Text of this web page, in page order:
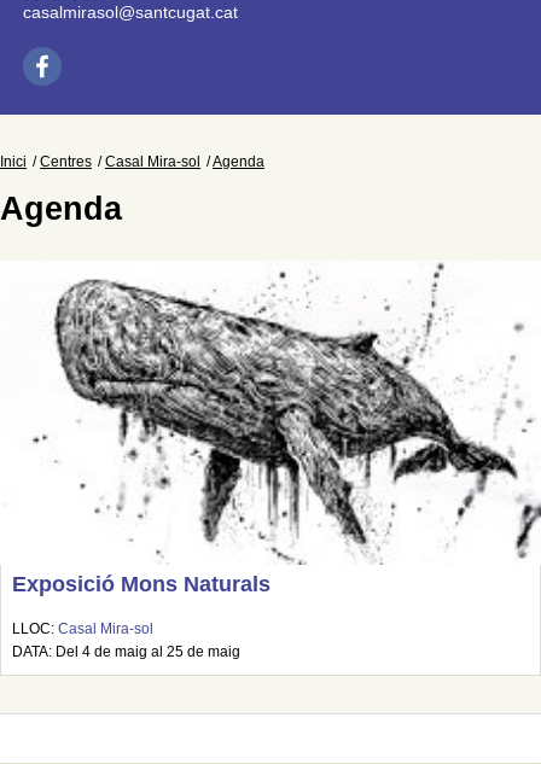
casalmirasol@santcugat.cat
Inici Centres Casal Mira-sol Agenda
Agenda
Exposició Mons Naturals
LLOC: Casal Mira-sol
DATA: Del 4 de maig al 25 de maig